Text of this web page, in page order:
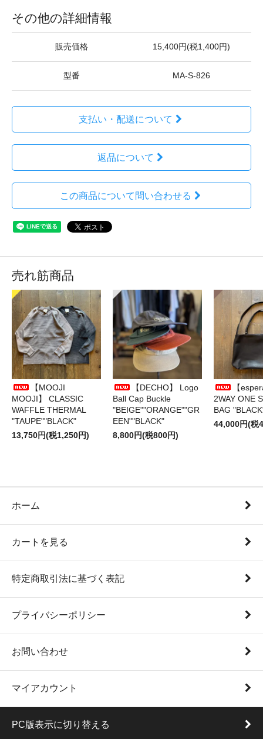
その他の詳細情報
販売価格 15,400円(税1,400円)
型番 MA-S-826
支払い・配送について
返品について
この商品について問い合わせる
売れ筋商品
【MOOJI
MOOJI】 CLASSIC
WAFFLE THERMAL
"TAUPE""BLACK"
13,750円(税1,250円)
【DECHO】 Logo
Ball Cap Buckle
"BEIGE""ORANGE""GR
EEN""BLACK"
8,800円(税800円)
【
2WAY ONE
BAG
44,000円(税
ホーム
カートを見る
特定商取引法に基づく表記
プライバシーポリシー
お問い合わせ
マイアカウント
PC版表示に切り替える